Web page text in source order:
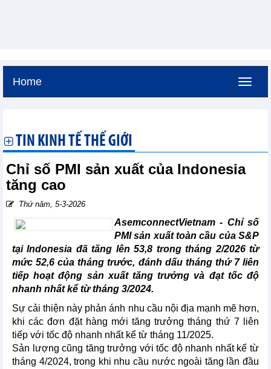
Home
TIN KINH TẾ THẾ GIỚI
Chỉ số PMI sản xuất của Indonesia
tăng cao
Thứ năm, 5-3-2026
AsemconnectVietnam - Chỉ số
PMI sản xuất toàn cầu của S&P
tại Indonesia đã tăng lên 53,8 trong tháng 2/2026 từ
mức 52,6 của tháng trước, đánh dấu tháng thứ 7 liên
tiếp hoạt động sản xuất tăng trưởng và đạt tốc độ
nhanh nhất kể từ tháng 3/2024.
Sự cải thiện này phản ánh nhu cầu nội địa mạnh mẽ hơn,
khi các đơn đặt hàng mới tăng trưởng tháng thứ 7 liên
tiếp với tốc độ nhanh nhất kể từ tháng 11/2025.
Sản lượng cũng tăng trưởng với tốc độ nhanh nhất kể từ
tháng 4/2024, trong khi nhu cầu nước ngoài tăng lần đầu